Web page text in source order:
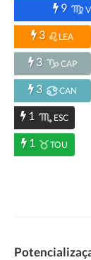
9
3 LEA
3 CAP
3 CAN
1 ESC
1 TOU